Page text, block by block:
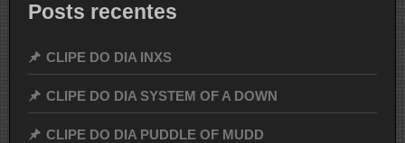
Posts recentes
CLIPE DO DIA INXS
CLIPE DO DIA SYSTEM OF A DOWN
CLIPE DO DIA PUDDLE OF MUDD